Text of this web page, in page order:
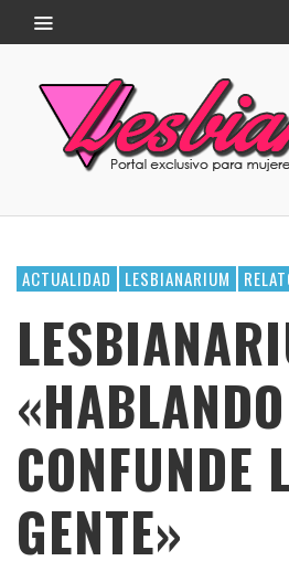
ACTUALIDAD LESBIANARIUM
CONFUNDE
GENTE»